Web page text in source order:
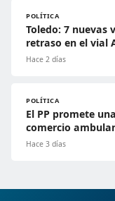
POLÍTICA
Toledo: 7 nuevas
retraso en el vial
Hace 2 días
POLÍTICA
El PP promete
comercio
Hace 3 días